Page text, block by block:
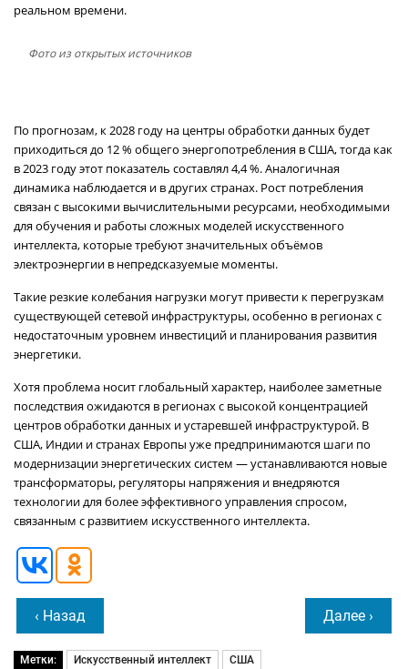
реальном времени.
Фото из открытых источников
По прогнозам, к 2028 году на центры обработки данных будет
приходиться до 12 % общего энергопотребления в США, тогда как
в 2023 году этот показатель составлял 4,4 %. Аналогичная
динамика наблюдается и в других странах. Рост потребления
связан с высокими вычислительными ресурсами, необходимыми
для обучения и работы сложных моделей искусственного
интеллекта, которые требуют значительных объёмов
электроэнергии в непредсказуемые моменты.
Такие резкие колебания нагрузки могут привести к перегрузкам
существующей сетевой инфраструктуры, особенно в регионах с
недостаточным уровнем инвестиций и планирования развития
энергетики.
Хотя проблема носит глобальный характер, наиболее заметные
последствия ожидаются в регионах с высокой концентрацией
центров обработки данных и устаревшей инфраструктурой. В
США, Индии и странах Европы уже предпринимаются шаги по
модернизации энергетических систем — устанавливаются новые
трансформаторы, регуляторы напряжения и внедряются
технологии для более эффективного управления спросом,
связанным с развитием искусственного интеллекта.
‹ Назад Далее ›
Метки: Искусственный интеллект США